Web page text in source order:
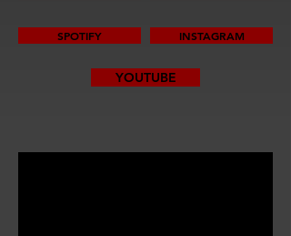
SPOTIFY INSTAGRAM
YOUTUBE